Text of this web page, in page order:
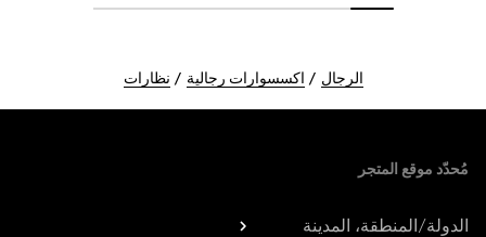
الرجال اكسسوارات رجالية نظارات
مُحدّد موقع المتجر
الدولة/المنطقة، المدينة